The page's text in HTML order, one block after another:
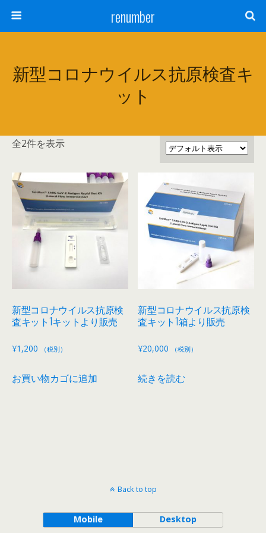
renumber
新型コロナウイルス抗原検査キ
ット
全2件を表示
新型コロナウイルス抗原検
査キット1キットより販売
¥1,200 （税別）
お買い物カゴに追加
新型コロナウイルス抗原検
査キット1箱より販売
¥20,000 （税別）
続きを読む
Back to top
Mobile Desktop